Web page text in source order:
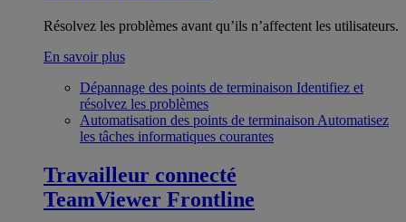
Résolvez les problèmes avant qu’ils n’affectent les utilisateurs.
En savoir plus
Dépannage des points de terminaison Identifiez et
résolvez les problèmes
Automatisation des points de terminaison Automatisez
les tâches informatiques courantes
Travailleur connecté
TeamViewer Frontline